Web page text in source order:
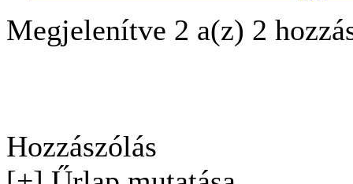
Megjelenítve 2 a(z) 2
Hozzászólás